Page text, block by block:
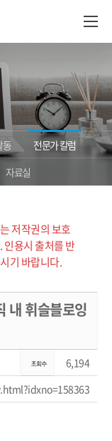
동
전문가 칼럼
자료실
저작권의 보호
인용시 출처를 반
기 바랍니다.
내 휘슬블로잉
6,194